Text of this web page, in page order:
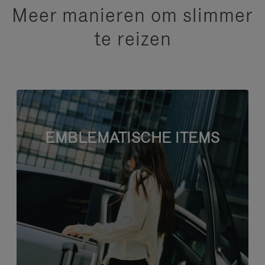
Meer manieren om slimmer
te reizen
EMBLEMATISCHE ITEMS